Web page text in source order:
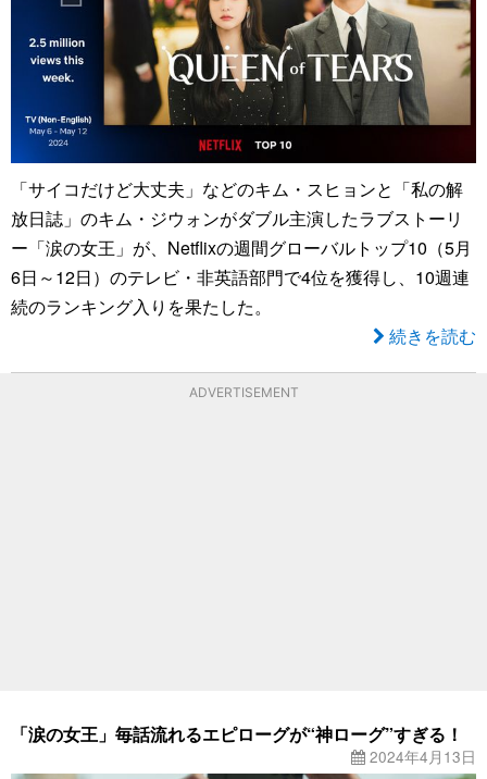
「サイコだけど大丈夫」などのキム・スヒョンと「私の解
放日誌」のキム・ジウォンがダブル主演したラブストーリ
ー「涙の女王」が、Netflixの週間グローバルトップ10（5月
6日～12日）のテレビ・非英語部門で4位を獲得し、10週連
続のランキング入りを果たした。
続きを読む
ADVERTISEMENT
「涙の女王」毎話流れるエピローグが“神ローグ”すぎる！
2024年4月13日